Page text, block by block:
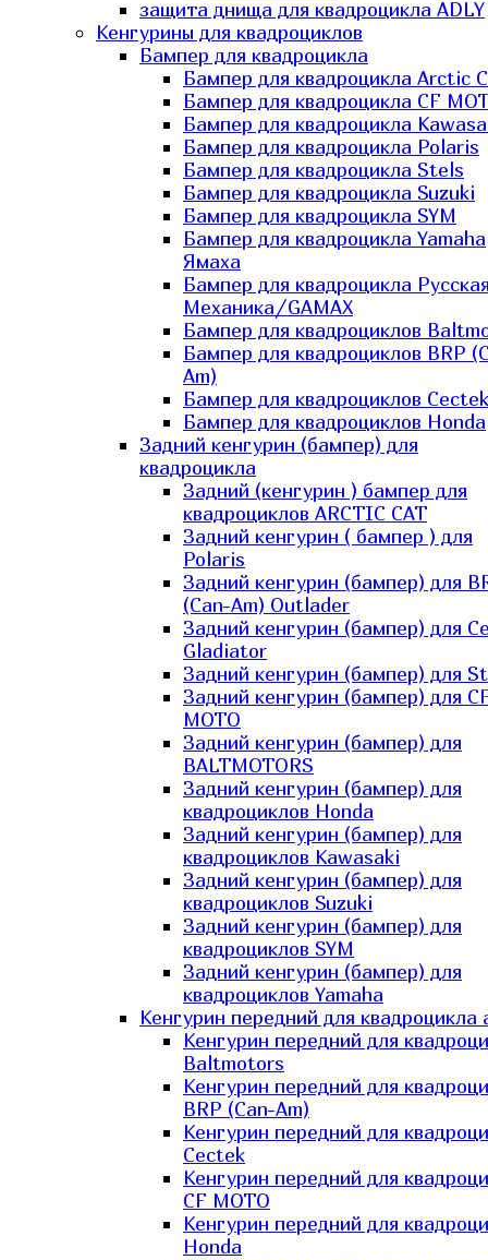
защита днища для квадроцикла ADLY
Кенгурины для квадроциклов
Бампер для квадроцикла
Бампер для квадроцикла Arctic
Бампер для квадроцикла CF
Бампер для квадроцикла
Бампер для квадроцикла Polaris
Бампер для квадроцикла Stels
Бампер для квадроцикла Suzuki
Бампер для квадроцикла SYM
Бампер для квадроцикла Yamaha
Ямаха
Бампер для квадроцикла
Механика/GAMAX
Бампер для квадроциклов
Бампер для квадроциклов BRP
Am)
Бампер для квадроциклов Cectek
Бампер для квадроциклов Honda
Задний кенгурин (бампер) для
квадроцикла
Задний (кенгурин ) бампер для
квадроциклов ARCTIC CAT
Задний кенгурин ( бампер ) для
Polaris
Задний кенгурин (бампер) для
(Can-Am) Outlader
Задний кенгурин (бампер) для
Gladiator
Задний кенгурин (бампер) для
Задний кенгурин (бампер) для
MOTO
Задний кенгурин (бампер) для
BALTMOTORS
Задний кенгурин (бампер) для
квадроциклов Honda
Задний кенгурин (бампер) для
квадроциклов Kawasaki
Задний кенгурин (бампер) для
квадроциклов Suzuki
Задний кенгурин (бампер) для
квадроциклов SYM
Задний кенгурин (бампер) для
квадроциклов Yamaha
Кенгурин передний для квадроцикла
Кенгурин передний для
Baltmotors
Кенгурин передний для
BRP (Can-Am)
Кенгурин передний для
Cectek
Кенгурин передний для
CF MOTO
Кенгурин передний для
Honda